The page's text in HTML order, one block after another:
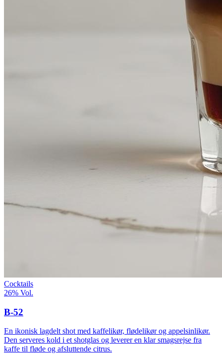
Cocktails
26% Vol.
B-52
En ikonisk lagdelt shot med kaffelikør, flødelikør og appelsinlikør.
Den serveres kold i et shotglas og leverer en klar smagsrejse fra
kaffe til fløde og afsluttende citrus.